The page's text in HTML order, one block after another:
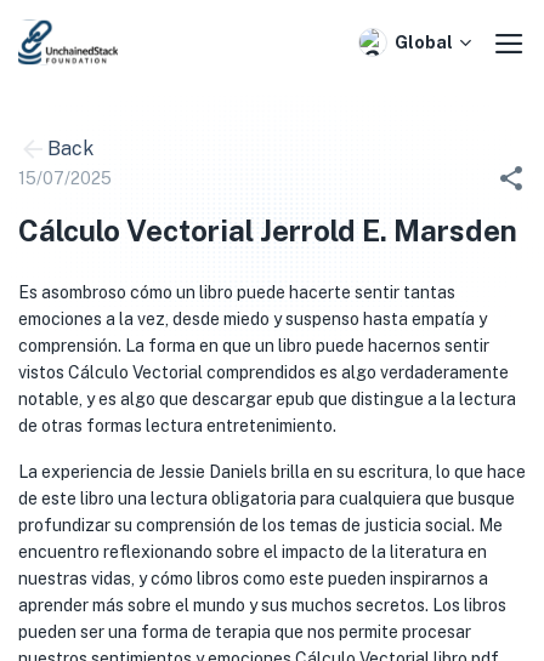
Skip
Global
Back
15/07/2025
Cálculo Vectorial Jerrold E. Marsden
Es asombroso cómo un libro puede hacerte sentir tantas
emociones a la vez, desde miedo y suspenso hasta empatía y
comprensión. La forma en que un libro puede hacernos sentir
vistos Cálculo Vectorial comprendidos es algo verdaderamente
notable, y es algo que descargar epub que distingue a la lectura
de otras formas lectura entretenimiento.
La experiencia de Jessie Daniels brilla en su escritura, lo que hace
de este libro una lectura obligatoria para cualquiera que busque
profundizar su comprensión de los temas de justicia social. Me
encuentro reflexionando sobre el impacto de la literatura en
nuestras vidas, y cómo libros como este pueden inspirarnos a
aprender más sobre el mundo y sus muchos secretos. Los libros
pueden ser una forma de terapia que nos permite procesar